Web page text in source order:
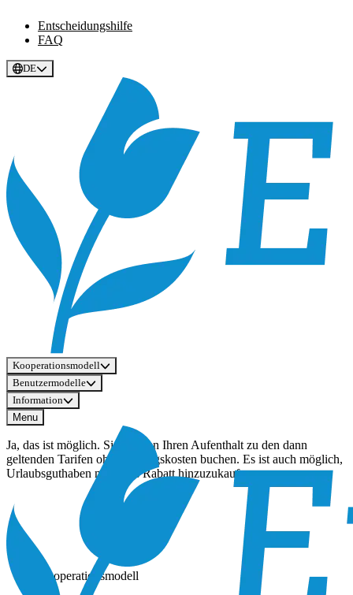
Entscheidungshilfe
FAQ
DE
Kooperationsmodell
Benutzermodelle
Information
Menu
Ja, das ist möglich. Sie können Ihren Aufenthalt zu den dann
geltenden Tarifen ohne Vorzugskosten buchen. Es ist auch möglich,
Urlaubsguthaben mit 50 % Rabatt hinzuzukaufen.
Kooperationsmodell